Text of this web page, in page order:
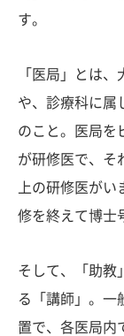
す。
「医局」とは
や、診療科に属
のこと。医局を
が研修医で、そ
上の研修医が
修を終えて博士
そして、「助教
る「講師」。一
置で、各医局内